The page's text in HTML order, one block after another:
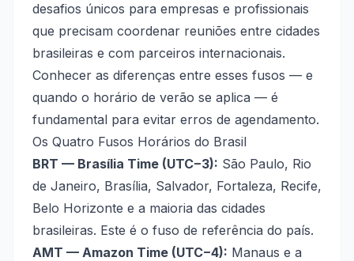
desafios únicos para empresas e profissionais
que precisam coordenar reuniões entre cidades
brasileiras e com parceiros internacionais.
Conhecer as diferenças entre esses fusos — e
quando o horário de verão se aplica — é
fundamental para evitar erros de agendamento.
Os Quatro Fusos Horários do Brasil
BRT — Brasília Time (UTC−3): São Paulo, Rio
de Janeiro, Brasília, Salvador, Fortaleza, Recife,
Belo Horizonte e a maioria das cidades
brasileiras. Este é o fuso de referência do país.
AMT — Amazon Time (UTC−4): Manaus e a